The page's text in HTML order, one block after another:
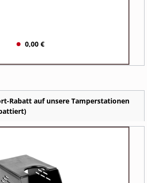
0,00 €
Rabatt auf unsere Tamperstationen